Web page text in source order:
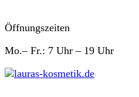
Öffnungszeiten
Mo.– Fr.: 7 Uhr – 19 Uhr